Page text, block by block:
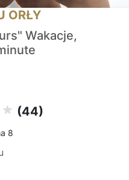
ORŁY
Wakacje,
(44)
8